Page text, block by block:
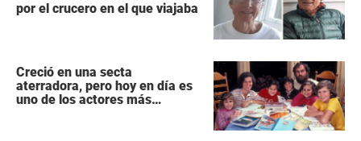
por el crucero en el que viajaba
Creció en una secta
aterradora, pero hoy en día es
uno de los actores más